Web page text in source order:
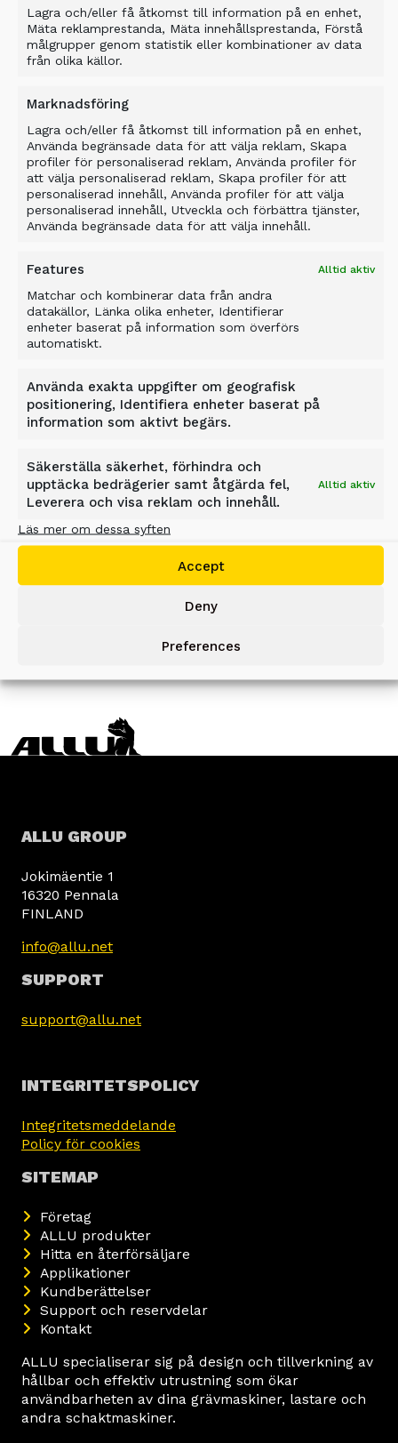
Lagra och/eller få åtkomst till information på en enhet,
Mäta reklamprestanda, Mäta innehållsprestanda, Förstå
målgrupper genom statistik eller kombinationer av data
från olika källor.
Marknadsföring
Lagra och/eller få åtkomst till information på en enhet,
Använda begränsade data för att välja reklam, Skapa
profiler för personaliserad reklam, Använda profiler för
att välja personaliserad reklam, Skapa profiler för att
personaliserad innehåll, Använda profiler för att välja
personaliserad innehåll, Utveckla och förbättra tjänster,
Använda begränsade data för att välja innehåll.
Features Alltid aktiv
Matchar och kombinerar data från andra
datakällor, Länka olika enheter, Identifierar
enheter baserat på information som överförs
automatiskt.
Använda exakta uppgifter om geografisk
positionering, Identifiera enheter baserat på
information som aktivt begärs.
Säkerställa säkerhet, förhindra och
upptäcka bedrägerier samt åtgärda fel,
Leverera och visa reklam och innehåll.
Alltid aktiv
Läs mer om dessa syften
Accept
Deny
Preferences
Related Products
PF TRYCKMATARE
Tryckmatare PF 7+7 NextGen
möjliggör kontinuerlig matning och
exakt dosering av torra bindemedel i
jordförbättringsprojekt.
ALLU specialiserar sig på design och tillverkning av
hållbar och effektiv utrustning som ökar
användbarheten av dina grävmaskiner, lastare och
andra schaktmaskiner.
ALLU GROUP
Jokimäentie 1
16320 Pennala
FINLAND
info@allu.net
SUPPORT
support@allu.net
INTEGRITETSPOLICY
Integritetsmeddelande
Policy för cookies
SITEMAP
Företag
ALLU produkter
Hitta en återförsäljare
Applikationer
Kundberättelser
Support och reservdelar
Kontakt